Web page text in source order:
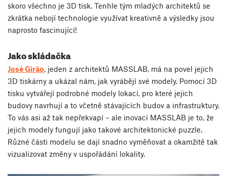
skoro všechno je 3D tisk. Tenhle tým mladých architektů se
zkrátka nebojí technologie využívat kreativně a výsledky jsou
naprosto fascinující!
Jako skládačka
José Girão , jeden z architektů MASSLAB, má na povel jejich
3D tiskárny a ukázal nám, jak vyrábějí své modely. Pomocí 3D
tisku vytvářejí podrobné modely lokací, pro které jejich
budovy navrhují a to včetně stávajících budov a infrastruktury.
To vás asi až tak nepřekvapí – ale inovací MASSLAB je to, že
jejich modely fungují jako takové architektonické puzzle.
Různé části modelu se dají snadno vyměňovat a okamžitě tak
vizualizovat změny v uspořádání lokality.